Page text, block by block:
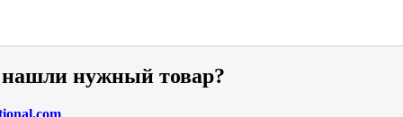
нужный товар?